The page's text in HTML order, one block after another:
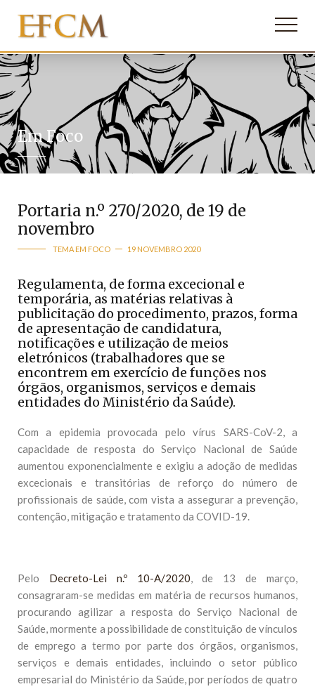
Em Foco
Portaria n.º 270/2020, de 19 de
novembro
TEMA EM FOCO 19 NOVEMBRO 2020
Regulamenta, de forma excecional e
temporária, as matérias relativas à
publicitação do procedimento, prazos, forma
de apresentação de candidatura,
notificações e utilização de meios
eletrónicos (trabalhadores que se
encontrem em exercício de funções nos
órgãos, organismos, serviços e demais
entidades do Ministério da Saúde).
Com a epidemia provocada pelo vírus SARS-CoV-2, a
capacidade de resposta do Serviço Nacional de Saúde
aumentou exponencialmente e exigiu a adoção de medidas
excecionais e transitórias de reforço do número de
profissionais de saúde, com vista a assegurar a prevenção,
contenção, mitigação e tratamento da COVID-19.
Pelo Decreto-Lei n.º 10-A/2020, de 13 de março,
consagraram-se medidas em matéria de recursos humanos,
procurando agilizar a resposta do Serviço Nacional de
Saúde, mormente a possibilidade de constituição de vínculos
de emprego a termo por parte dos órgãos, organismos,
serviços e demais entidades, incluindo o setor público
empresarial do Ministério da Saúde, por períodos de quatro